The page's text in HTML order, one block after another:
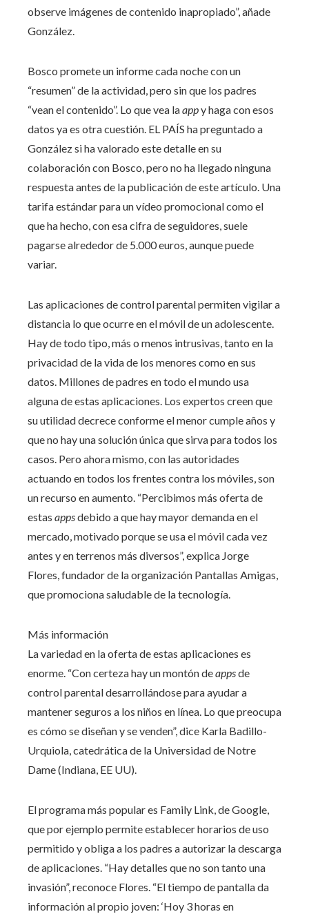
observe imágenes de contenido inapropiado”, añade
González.
Bosco promete un informe cada noche con un
“resumen” de la actividad, pero sin que los padres
“vean el contenido”. Lo que vea laappy haga con esos
datos ya es otra cuestión. EL PAÍS ha preguntado a
González si ha valorado este detalle en su
colaboración con Bosco, pero no ha llegado ninguna
respuesta antes de la publicación de este artículo. Una
tarifa estándar para un vídeo promocional como el
que ha hecho, con esa cifra de seguidores, suele
pagarse alrededor de 5.000 euros, aunque puede
variar.
Las aplicaciones de control parental permiten vigilar a
distancia lo que ocurre en el móvil de un adolescente.
Hay de todo tipo, más o menos intrusivas, tanto en la
privacidad de la vida de los menores como en sus
datos. Millones de padres en todo el mundo usa
alguna de estas aplicaciones. Los expertos creen que
su utilidad decrece conforme el menor cumple años y
que no hay una solución única que sirva para todos los
casos. Pero ahora mismo, con las autoridades
actuando en todos los frentes contra los móviles, son
un recurso en aumento. “Percibimos más oferta de
estas appsdebido a que hay mayor demanda en el
mercado, motivado porque se usa el móvil cada vez
antes y en terrenos más diversos”, explica Jorge
Flores, fundador de la organización Pantallas Amigas,
que promociona saludable de la tecnología.
Más información
La variedad en la oferta de estas aplicaciones es
enorme. “Con certeza hay un montón deappsde
control parental desarrollándose para ayudar a
mantener seguros a los niños en línea. Lo que preocupa
es cómo se diseñan y se venden”, dice Karla Badillo-
Urquiola, catedrática de la Universidad de Notre
Dame (Indiana, EE UU).
El programa más popular es Family Link, de Google,
que por ejemplo permite establecer horarios de uso
permitido y obliga a los padres a autorizar la descarga
de aplicaciones. “Hay detalles que no son tanto una
invasión”, reconoce Flores. “El tiempo de pantalla da
información al propio joven: ‘Hoy 3 horas en